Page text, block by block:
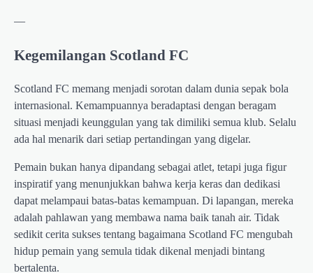
—
Kegemilangan Scotland FC
Scotland FC memang menjadi sorotan dalam dunia sepak bola
internasional. Kemampuannya beradaptasi dengan beragam
situasi menjadi keunggulan yang tak dimiliki semua klub. Selalu
ada hal menarik dari setiap pertandingan yang digelar.
Pemain bukan hanya dipandang sebagai atlet, tetapi juga figur
inspiratif yang menunjukkan bahwa kerja keras dan dedikasi
dapat melampaui batas-batas kemampuan. Di lapangan, mereka
adalah pahlawan yang membawa nama baik tanah air. Tidak
sedikit cerita sukses tentang bagaimana Scotland FC mengubah
hidup pemain yang semula tidak dikenal menjadi bintang
bertalenta.